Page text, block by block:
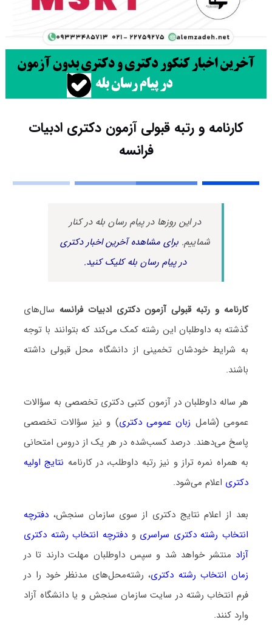
کارنامه و رتبه قبولی آزمون دکتری ادبیات
فراﻧﺴﻪ
در این روزها در پیام رسان بله در کنار
شماییم.برای مشاهده آخرین اخبار دکتری
در پیام رسان بله کلیک کنید.
کارنامه و رتبه قبولی آزمون دکتری ادبیات فراﻧﺴﻪ سال‌های
گذشته به داوطلبان این رشته کمک می‌کند که بتوانند با توجه
به شرایط خودشان تخمینی از دانشگاه محل قبولی داشته
باشند.
هر ساله داوطلبان در آزمون کتبی دکتری تخصصی به سؤالات
عمومی (شامل زبان عمومی دکتری) و نیز سؤالات تخصصی
پاسخ می‌دهند. درصد کسب‌شده در هر یک از دروس امتحانی
به همراه نمره تراز و نیز رتبه داوطلب، در کارنامه نتایج اولیه
دکتری اعلام می‌شود.
بعد از اعلام نتایج دکتری از سوی سازمان سنجش،دفترچه
انتخاب رشته دکتری سراسری ودفترچه انتخاب رشته دکتری
آزاد منتشر خواهد شد و سپس داوطلبان مهلت دارند تا در
زمان انتخاب رشته دکتری، رشته‌محل‌های مدنظر خود را در
فرم انتخاب رشته در سایت سازمان سنجش و یا دانشگاه آزاد
وارد کنند.